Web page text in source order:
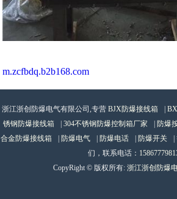
m.zcfbdq.b2b168.com
浙江浙创防爆电气有限公司,专营 BJX防爆接线箱 |
锈钢防爆接线箱
| 304不锈钢防爆控制箱厂家 | 防爆
合金防爆接线箱
| 防爆电气 | 防爆电话 | 防爆开关
|
们，联系电话：
CopyRight © 版权所有: 浙江浙创防爆